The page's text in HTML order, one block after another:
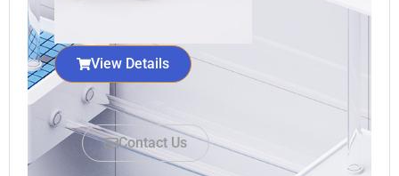
View Details
Contact Us